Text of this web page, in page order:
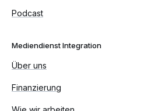
Podcast
Mediendienst Integration
Über uns
Finanzierung